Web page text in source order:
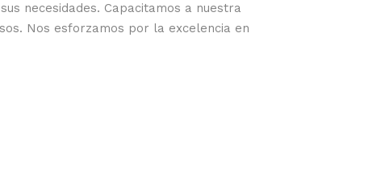
necesidades. Capacitamos a nuestra
Nos esforzamos por la excelencia en